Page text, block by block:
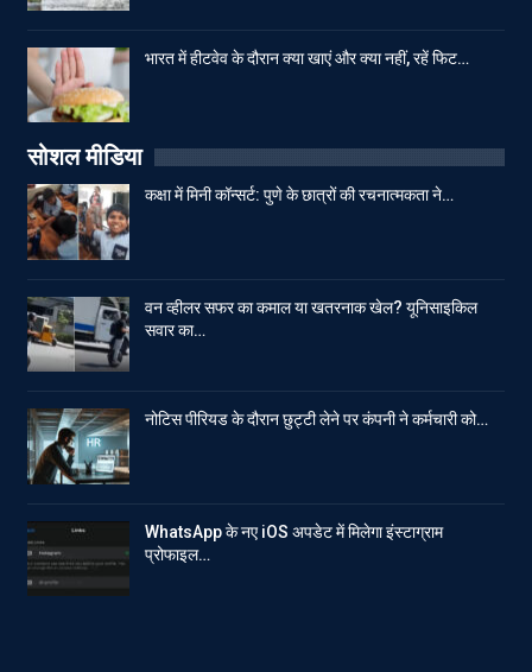
भारत में हीटवेव के दौरान क्या खाएं और क्या नहीं, रहें फिट…
सोशल मीडिया
कक्षा में मिनी कॉन्सर्ट: पुणे के छात्रों की रचनात्मकता ने…
वन व्हीलर सफर का कमाल या खतरनाक खेल? यूनिसाइकिल
सवार का…
नोटिस पीरियड के दौरान छुट्टी लेने पर कंपनी ने कर्मचारी को…
WhatsApp के नए iOS अपडेट में मिलेगा इंस्टाग्राम
प्रोफाइल…